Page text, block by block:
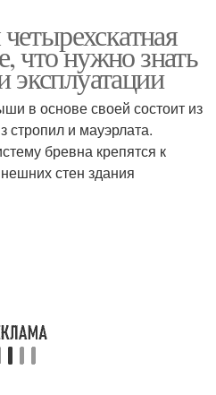
что нужно знать
эксплуатации
в основе своей состоит из
стропил и мауэрлата.
бревна крепятся к
стен здания